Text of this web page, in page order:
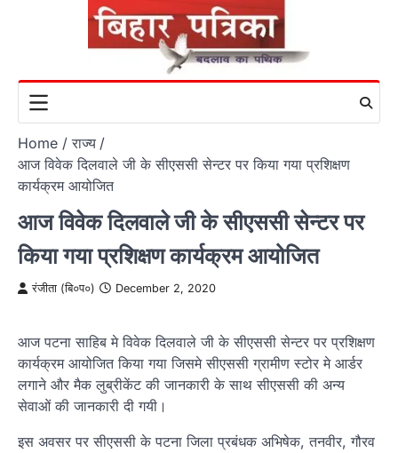
Home
राज्य
आज विवेक दिलवाले जी के सीएससी सेन्टर पर किया गया प्रशिक्षण
कार्यक्रम आयोजित
आज विवेक दिलवाले जी के सीएससी सेन्टर पर
किया गया प्रशिक्षण कार्यक्रम आयोजित
रंजीता (बि०प०) December 2, 2020
आज पटना साहिब मे विवेक दिलवाले जी के सीएससी सेन्टर पर प्रशिक्षण
कार्यक्रम आयोजित किया गया जिसमे सीएससी ग्रामीण स्टोर मे आर्डर
लगाने और मैक लुब्रीकेंट की जानकारी के साथ सीएससी की अन्य
सेवाओं की जानकारी दी गयी।
इस अवसर पर सीएससी के पटना जिला प्रबंधक अभिषेक, तनवीर, गौरव